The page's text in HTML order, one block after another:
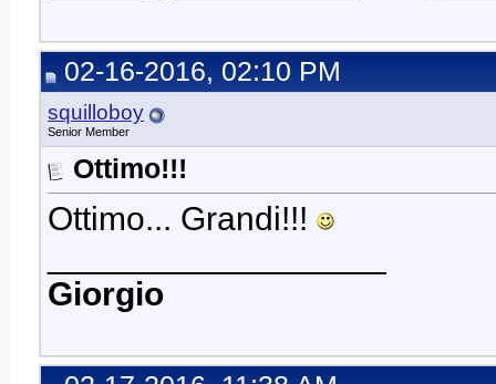
02-16-2016, 02:10 PM
squilloboy
Senior Member
Ottimo!!!
Ottimo... Grandi!!!
Giorgio